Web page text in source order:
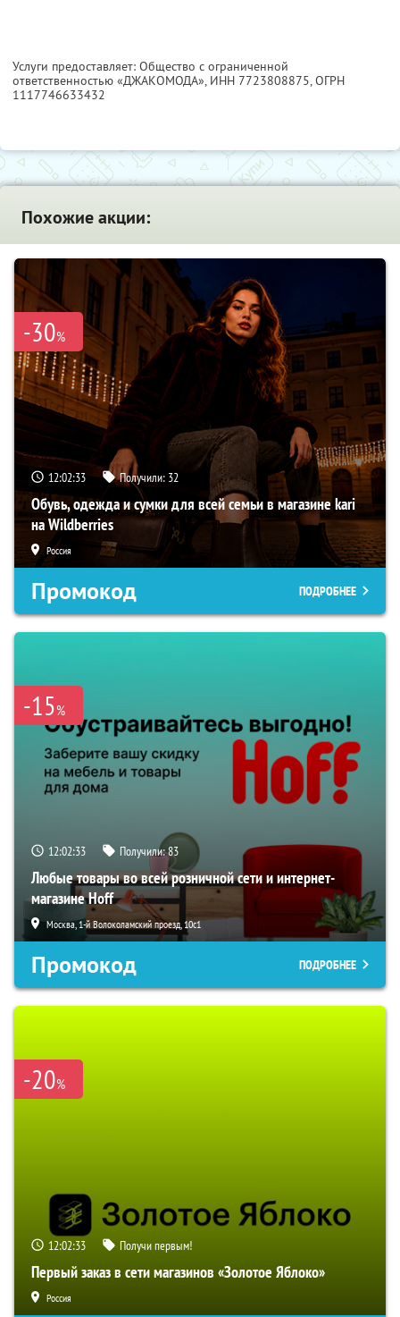
Услуги предоставляет: Общество с ограниченной
ответственностью «ДЖАКОМОДА», ИНН 7723808875, ОГРН
1117746633432
Похожие акции:
-30%
12:02:32 Получили: 32
Обувь, одежда и сумки для всей семьи в магазине kari
на Wildberries
Россия
Промокод ПОДРОБНЕЕ
-15%
12:02:32 Получили:83
Любые товары во всей розничной сети и интернет-
магазине Hoff
Москва, 1-й Волоколамский проезд, 10с1
Промокод ПОДРОБНЕЕ
-20%
12:02:32 Получи первым!
Первый заказ в сети магазинов «Золотое Яблоко»
Россия